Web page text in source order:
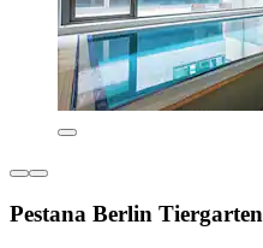
Pestana Berlin Tiergarten